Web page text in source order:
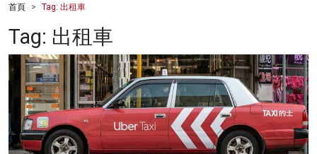
健康
商業
科技
影片
首頁 Tag: 出租車
Tag: 出租車